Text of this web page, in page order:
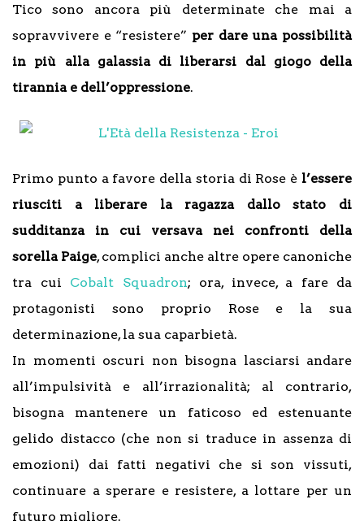
Tico sono ancora più determinate che mai a
sopravvivere e “resistere” per dare una possibilità
in più alla galassia di liberarsi dal giogo della
tirannia e dell’oppressione.
Primo punto a favore della storia di Rose è l’essere
riusciti a liberare la ragazza dallo stato di
sudditanza in cui versava nei confronti della
sorella Paige, complici anche altre opere canoniche
tra cui Cobalt Squadron; ora, invece, a fare da
protagonisti sono proprio Rose e la sua
determinazione, la sua caparbietà.
In momenti oscuri non bisogna lasciarsi andare
all’impulsività e all’irrazionalità; al contrario,
bisogna mantenere un faticoso ed estenuante
gelido distacco (che non si traduce in assenza di
emozioni) dai fatti negativi che si son vissuti,
continuare a sperare e resistere, a lottare per un
futuro migliore.